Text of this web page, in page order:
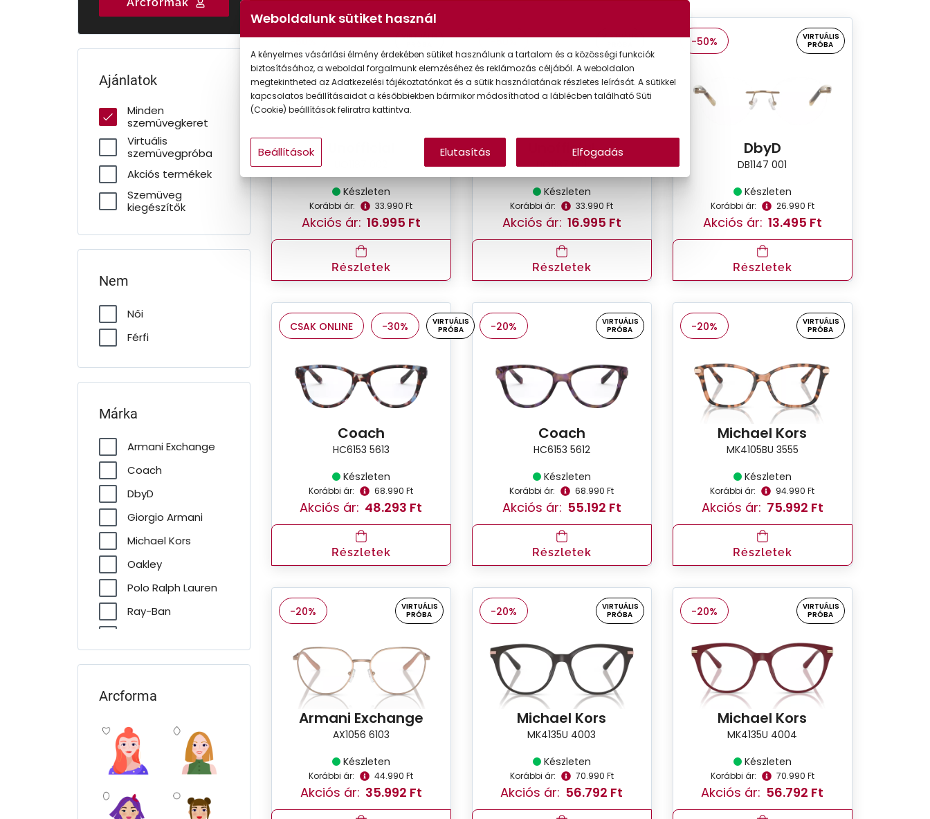
Ajánlatok
Minden
szemüvegkeret
Virtuális
szemüvegpróba
Akciós termékek
Szemüveg
kiegészítők
Nem
Női
Férfi
Márka
Armani Exchange
Coach
DbyD
Giorgio Armani
Michael Kors
Oakley
Polo Ralph Lauren
Ray-Ban
Arcforma
-50%
VIRTUÁLIS
Készleten
Korábbi ár: 33.990 Ft
Akciós ár: 16.995 Ft
Részletek
-50%
VIRTUÁLIS
Unofficial
UO1187 001
Készleten
Korábbi ár: 33.990 Ft
Akciós ár: 16.995 Ft
Részletek
-50%
VIRTUÁLIS
PRÓBA
DbyD
DB1147 001
Készleten
Korábbi ár: 26.990 Ft
Akciós ár: 13.495 Ft
Részletek
CSAK ONLINE -30%
VIRTUÁLIS
PRÓBA
Coach
HC6153 5613
Készleten
Korábbi ár: 68.990 Ft
Akciós ár: 48.293 Ft
Részletek
-20%
VIRTUÁLIS
PRÓBA
Coach
HC6153 5612
Készleten
Korábbi ár: 68.990 Ft
Akciós ár: 55.192 Ft
Részletek
-20%
VIRTUÁLIS
PRÓBA
Michael Kors
MK4105BU 3555
Készleten
Korábbi ár: 94.990 Ft
Akciós ár: 75.992 Ft
Részletek
-20%
VIRTUÁLIS
PRÓBA
Armani Exchange
AX1056 6103
Készleten
Korábbi ár: 44.990 Ft
Akciós ár: 35.992 Ft
-20%
VIRTUÁLIS
PRÓBA
Michael Kors
MK4135U 4003
Készleten
Korábbi ár: 70.990 Ft
Akciós ár: 56.792 Ft
-20%
VIRTUÁLIS
PRÓBA
Michael Kors
MK4135U 4004
Készleten
Korábbi ár: 70.990 Ft
Akciós ár: 56.792 Ft
Weboldalunk sütiket használ
A kényelmes vásárlási élmény érdekében sütiket használunk a tartalom és a közösségi funkciók
biztosításához, a weboldal forgalmunk elemzéséhez és reklámozás céljából. A weboldalon
megtekintheted az Adatkezelési tájékoztatónkat és a sütik használatának részletes leírását. A sütikkel
kapcsolatos beállításaidat a későbbiekben bármikor módosíthatod a láblécben található Süti
(Cookie) beállítások feliratra kattintva.
Beállítások Elutasítás Elfogadás